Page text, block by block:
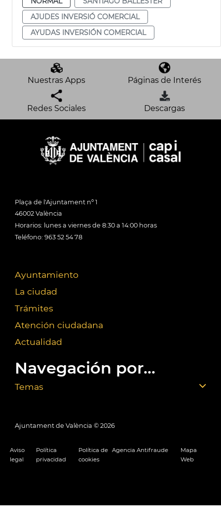
AJUDES INVERSIÓ COMERCIAL
AYUDAS INVERSIÓN COMERCIAL
Nuestras Apps Páginas de Interés
Redes Sociales Descargas
Plaça de l'Ajuntament nº 1
46002 València
Horarios: lunes a viernes de 8:30 a 14:00 horas
Teléfono: 963 52 54 78
Ayuntamiento
La ciudad
Trámites
Atención ciudadana
Actualidad
Navegación por...
Temas
Ajuntament de València © 2026
Aviso
legal
Política
privacidad
Política de
cookies
Agencia Antifraude
Mapa
Web